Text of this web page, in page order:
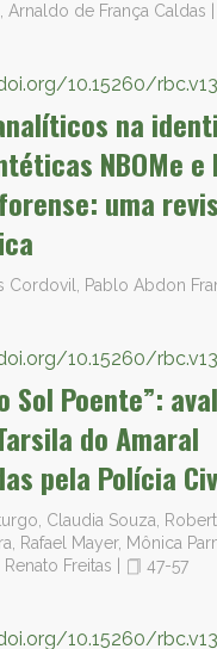
Arnaldo de França Caldas
10.15260/
na
NBOMe e
uma
Cordovil, Pablo Abdon
10.15260/
Sol Poente”:
do Amaral
pela Polícia
Claudia Souza,
Rafael Mayer, Mônica
Freitas
47-57
10.15260/